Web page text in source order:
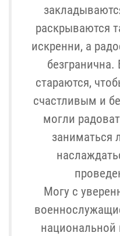
раскрываются
искренни, а
безгранична.
стараются,
счастливым и
могли
Могу с
национальной